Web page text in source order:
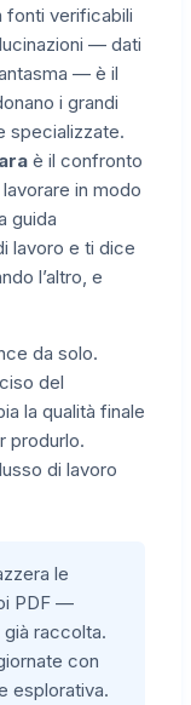
fonti verificabili
— dati
— è il
i grandi
specializzate.
è il confronto
in modo
guida
lavoro e ti dice
l’altro, e
da solo.
del
la qualità finale
produrlo.
di lavoro
le
PDF —
già raccolta.
con
esplorativa.